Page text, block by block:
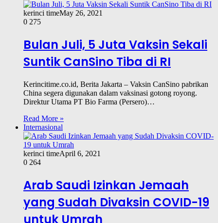
kerinci timeMay 26, 2021
0 275
Bulan Juli, 5 Juta Vaksin Sekali
Suntik CanSino Tiba di RI
Kerincitime.co.id, Berita Jakarta – Vaksin CanSino pabrikan
China segera digunakan dalam vaksinasi gotong royong.
Direktur Utama PT Bio Farma (Persero)…
Read More »
Internasional
kerinci timeApril 6, 2021
0 264
Arab Saudi Izinkan Jemaah
yang Sudah Divaksin COVID-19
untuk Umrah